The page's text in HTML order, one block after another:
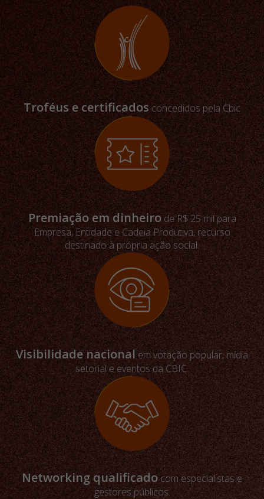
Troféus e certificadosconcedidos pela Cbic
Premiação em dinheirode R$ 25 mil para
Empresa, Entidade e Cadeia Produtiva, recurso
destinado à própria ação social.
Visibilidade nacionalem votação popular, mídia
setorial e eventos da CBIC.
Networking qualificadocom especialistas e
gestores públicos.